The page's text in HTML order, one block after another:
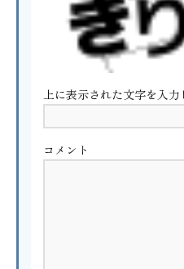
上に表示された文字を入力
コメント